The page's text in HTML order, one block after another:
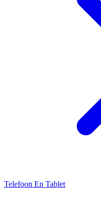
Telefoon En Tablet